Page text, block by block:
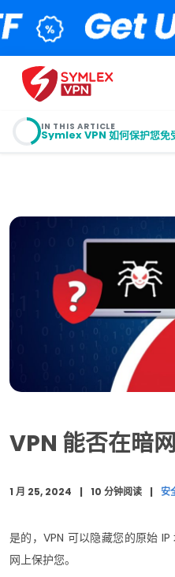
IN THIS ARTICLE
Symlex VPN 如何保护您免
暗网的 3 大危险
Symlex VPN 如何保护您
使用暗网的优点和缺点
什么是洋葱路由器 (Tor)？
Tor 如何在暗网上保护您？
保护你自己
VPN 能否在暗
1 月 25, 2024 10 分钟阅读 安
是的，VPN 可以隐藏您的原始
网上保护您。